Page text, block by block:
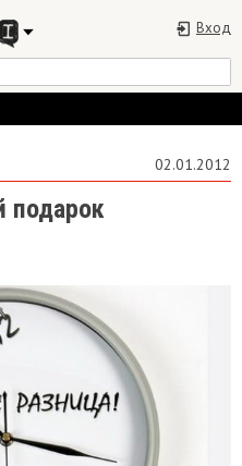
Вход
02.01.2012
подарок